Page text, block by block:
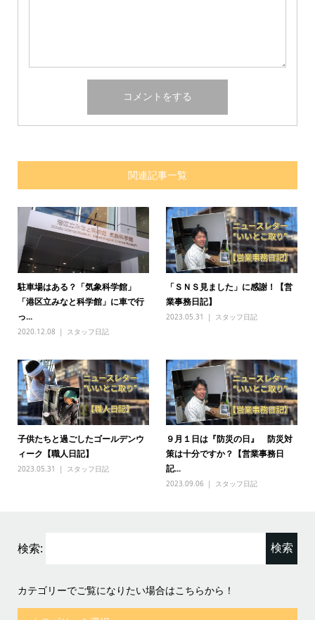
関連記事一覧
駐車場はある？「気象科学館」
「港区立みなと科学館」に車で行
っ...
2020.12.08 スタッフ日記
「ＳＮＳ見ました」に感謝！【営
業事務日記】
2023.05.31 スタッフ日記
子供たちと過ごしたゴールデンウ
ィーク【職人日記】
2023.05.31 スタッフ日記
９月１日は『防災の日』 防災対
策は十分ですか？【営業事務日
記...
2023.09.06 スタッフ日記
検索:
カテゴリーでご覧になりたい場合はこちらから！